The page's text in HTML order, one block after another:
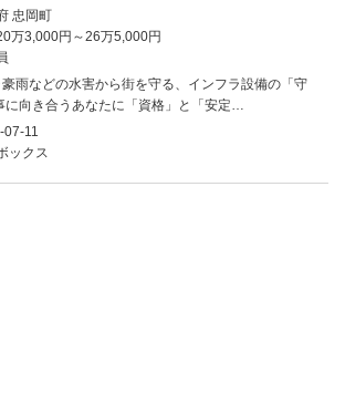
忠岡町
万3,000円～26万5,000円
豪雨などの水害から街を守る、インフラ設備の「守
に向き合うあなたに「資格」と「安定…
11
ックス